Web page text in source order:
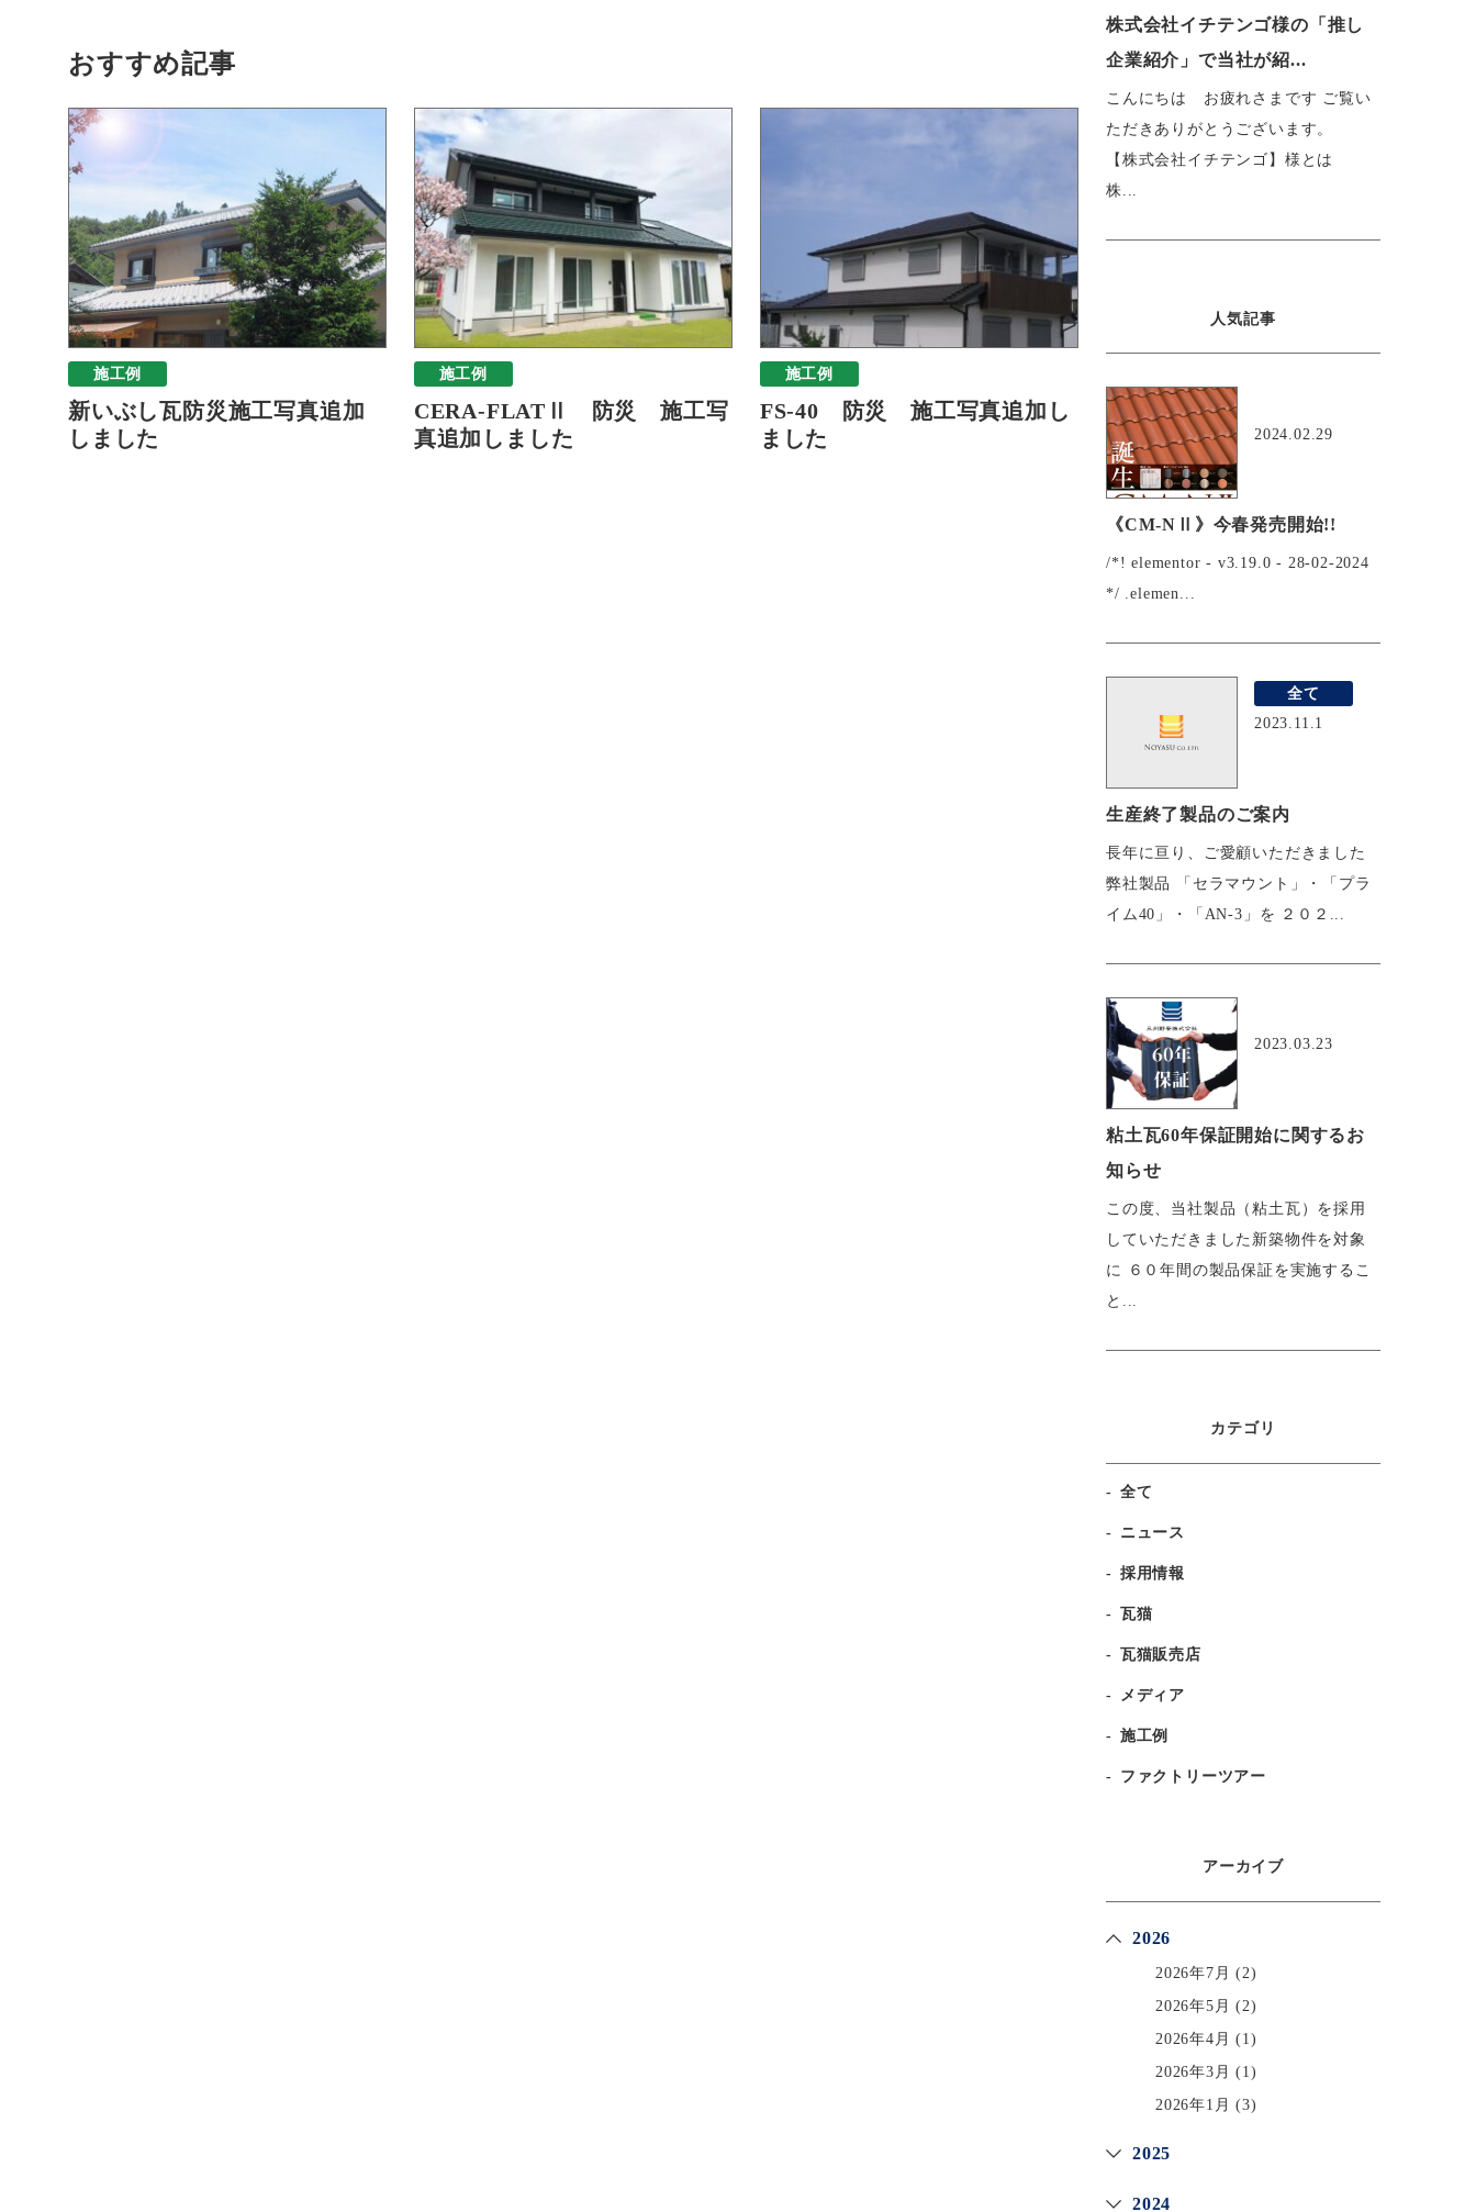
おすすめ記事
施工例
新いぶし瓦防災施工写真追加
しました
施工例
CERA-FLATⅡ 防災 施工写
真追加しました
施工例
FS-40 防災 施工写真追加し
ました
株式会社イチテンゴ様の「推し
企業紹介」で当社が紹...
こんにちは お疲れさまです ご覧い
ただきありがとうございます。
【株式会社イチテンゴ】様とは
株...
人気記事
2024.02.29
《CM-NⅡ》今春発売開始!!
/*! elementor - v3.19.0 - 28-02-2024
*/ .elemen...
全て
2023.11.1
生産終了製品のご案内
長年に亘り、ご愛顧いただきました
弊社製品 「セラマウント」・「プラ
イム40」・「AN-3」を ２０２...
2023.03.23
粘土瓦60年保証開始に関するお
知らせ
この度、当社製品（粘土瓦）を採用
していただきました新築物件を対象
に ６０年間の製品保証を実施するこ
と...
カテゴリ
全て
ニュース
採用情報
瓦猫
瓦猫販売店
メディア
施工例
ファクトリーツアー
アーカイブ
2026
2026年7月 (2)
2026年5月 (2)
2026年4月 (1)
2026年3月 (1)
2026年1月 (3)
2025
2024